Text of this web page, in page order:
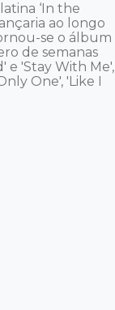
‘In the
ao longo
se o álbum
de semanas
e 'Stay With Me',
One', 'Like I